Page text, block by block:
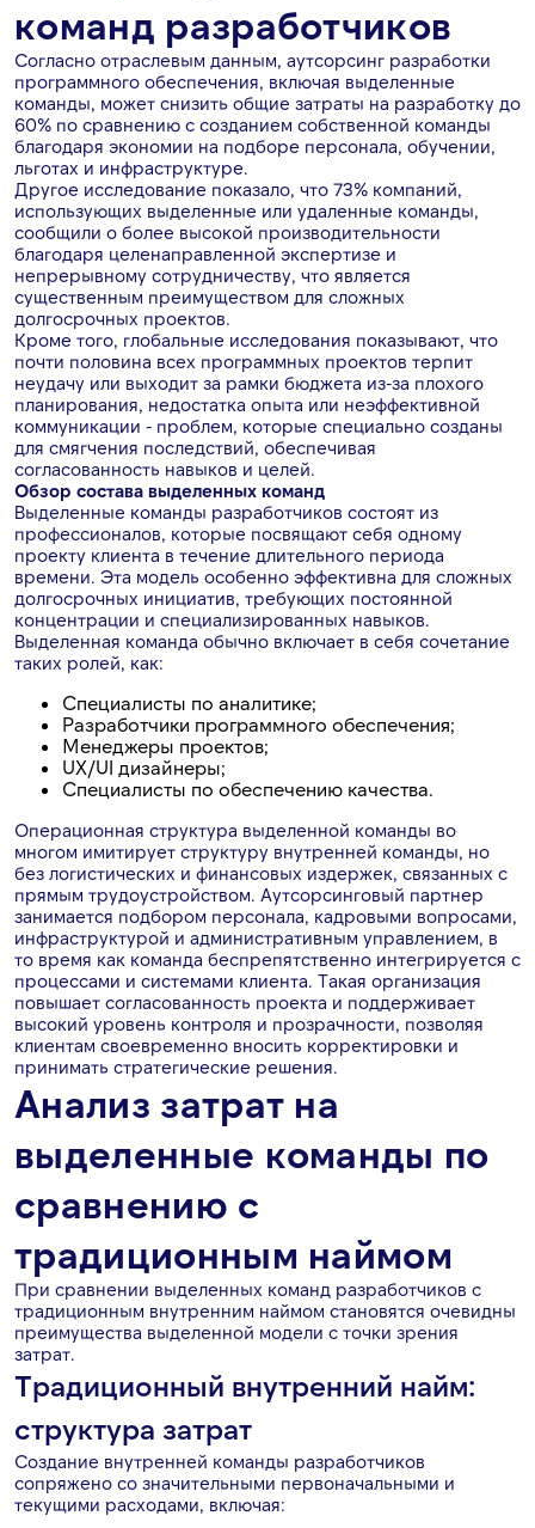
команд разработчиков
Согласно отраслевым данным, аутсорсинг разработки
программного обеспечения, включая выделенные
команды, может снизить общие затраты на разработку до
60% по сравнению с созданием собственной команды
благодаря экономии на подборе персонала, обучении,
льготах и ​​инфраструктуре.
Другое исследование показало, что 73% компаний,
использующих выделенные или удаленные команды,
сообщили о более высокой производительности
благодаря целенаправленной экспертизе и
непрерывному сотрудничеству, что является
существенным преимуществом для сложных
долгосрочных проектов.
Кроме того, глобальные исследования показывают, что
почти половина всех программных проектов терпит
неудачу или выходит за рамки бюджета из-за плохого
планирования, недостатка опыта или неэффективной
коммуникации - проблем, которые специально созданы
для смягчения последствий, обеспечивая
согласованность навыков и целей.
Обзор состава выделенных команд
Выделенные команды разработчиков состоят из
профессионалов, которые посвящают себя одному
проекту клиента в течение длительного периода
времени. Эта модель особенно эффективна для сложных
долгосрочных инициатив, требующих постоянной
концентрации и специализированных навыков.
Выделенная команда обычно включает в себя сочетание
таких ролей, как:
Специалисты по аналитике;
Разработчики программного обеспечения;
Менеджеры проектов;
UX/UI дизайнеры;
Специалисты по обеспечению качества.
Операционная структура выделенной команды во
многом имитирует структуру внутренней команды, но
без логистических и финансовых издержек, связанных с
прямым трудоустройством. Аутсорсинговый партнер
занимается подбором персонала, кадровыми вопросами,
инфраструктурой и административным управлением, в
то время как команда беспрепятственно интегрируется с
процессами и системами клиента. Такая организация
повышает согласованность проекта и поддерживает
высокий уровень контроля и прозрачности, позволяя
клиентам своевременно вносить корректировки и
принимать стратегические решения.
Анализ затрат на
выделенные команды по
сравнению с
традиционным наймом
При сравнении выделенных команд разработчиков с
традиционным внутренним наймом становятся очевидны
преимущества выделенной модели с точки зрения
затрат.
Традиционный внутренний найм:
структура затрат
Создание внутренней команды разработчиков
сопряжено со значительными первоначальными и
текущими расходами, включая: